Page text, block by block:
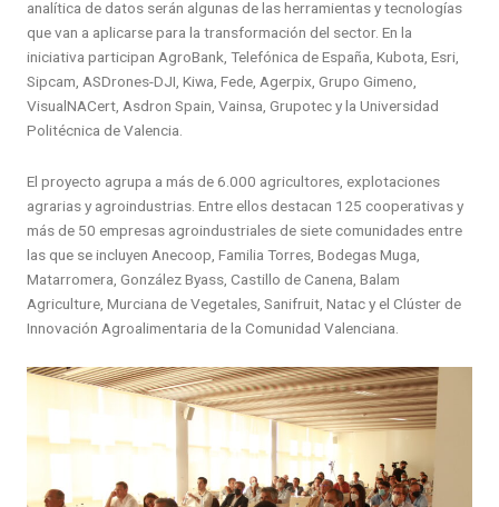
analítica de datos serán algunas de las herramientas y tecnologías
que van a aplicarse para la transformación del sector. En la
iniciativa participan AgroBank, Telefónica de España, Kubota, Esri,
Sipcam, ASDrones-DJI, Kiwa, Fede, Agerpix, Grupo Gimeno,
VisualNACert, Asdron Spain, Vainsa, Grupotec y la Universidad
Politécnica de Valencia.
El proyecto agrupa a más de 6.000 agricultores, explotaciones
agrarias y agroindustrias. Entre ellos destacan 125 cooperativas y
más de 50 empresas agroindustriales de siete comunidades entre
las que se incluyen Anecoop, Familia Torres, Bodegas Muga,
Matarromera, González Byass, Castillo de Canena, Balam
Agriculture, Murciana de Vegetales, Sanifruit, Natac y el Clúster de
Innovación Agroalimentaria de la Comunidad Valenciana.